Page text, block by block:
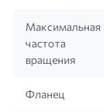
Максимальная
частота
вращения
Фланец